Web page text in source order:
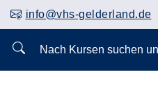
info@vhs-gelderland.de
Nach Kursen suchen